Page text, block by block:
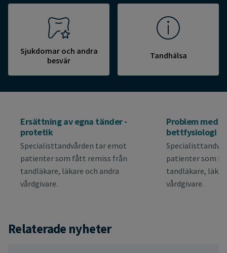
Sjukdomar och andra
besvär
Tandhälsa
Ersättning av egna tänder -
protetik
Specialisttandvården tar emot
patienter som fått remiss från
tandläkare, läkare och andra
vårdgivare.
Problem med
bettfysiologi
patienter som
tandläkare,
vårdgivare.
Relaterade nyheter